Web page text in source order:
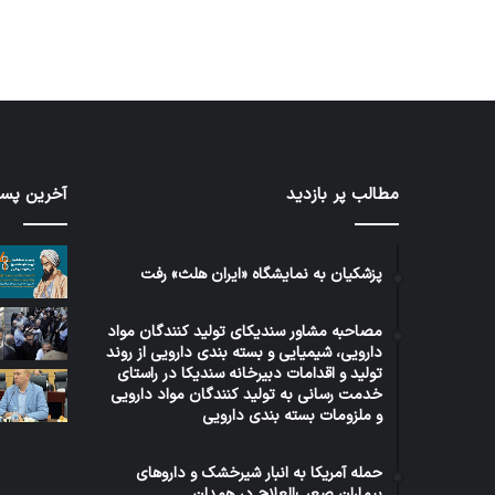
مطالب پر بازدید
پزشکیان به نمایشگاه «ایران هلث» رفت
مصاحبه مشاور سندیکای تولید کنندگان مواد
دارویی، شیمیایی و بسته بندی دارویی از روند
تولید و اقدامات دبیرخانه سندیکا در راستای
خدمت رسانی به تولید کنندگان مواد دارویی
و ملزومات بسته بندی دارویی
حمله آمریکا به انبار شیرخشک و داروهای
آخرین
برنامه
دولت
عراق
حوزه
سلامت
2 هفته پیش
برنامه ۵ ساله دولت عراق در حوزه
سلامت
دکتر
مدیر
سابق
روابط
وزارت
6 روز پیش